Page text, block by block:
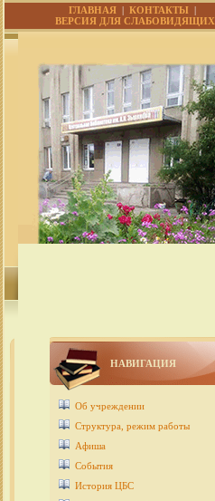
ГЛАВНАЯ |КОНТАКТЫ |
ВЕРСИЯ ДЛЯ СЛАБОВИДЯЩИХ
НАВИГАЦИЯ
Об учреждении
Структура, режим работы
Афиша
События
История ЦБС